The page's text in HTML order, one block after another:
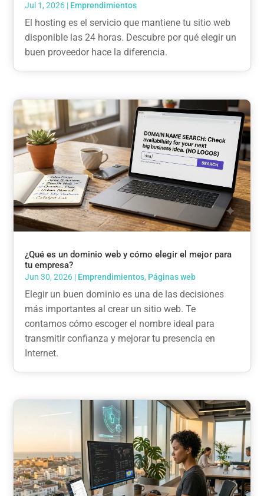
Jul 1, 2026 | Emprendimientos
El hosting es el servicio que mantiene tu sitio web
disponible las 24 horas. Descubre por qué elegir un
buen proveedor hace la diferencia.
¿Qué es un dominio web y cómo elegir el mejor para
tu empresa?
Jun 30, 2026 | Emprendimientos, Páginas web
Elegir un buen dominio es una de las decisiones
más importantes al crear un sitio web. Te
contamos cómo escoger el nombre ideal para
transmitir confianza y mejorar tu presencia en
Internet.